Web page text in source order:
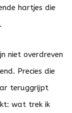
hartjes die
niet overdreven
Precies die
teruggrijpt
wat trek ik